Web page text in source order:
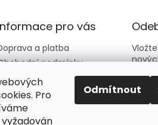
Pro
Odmítnout
pro vás
a platba
podmínky
obchodu
E-